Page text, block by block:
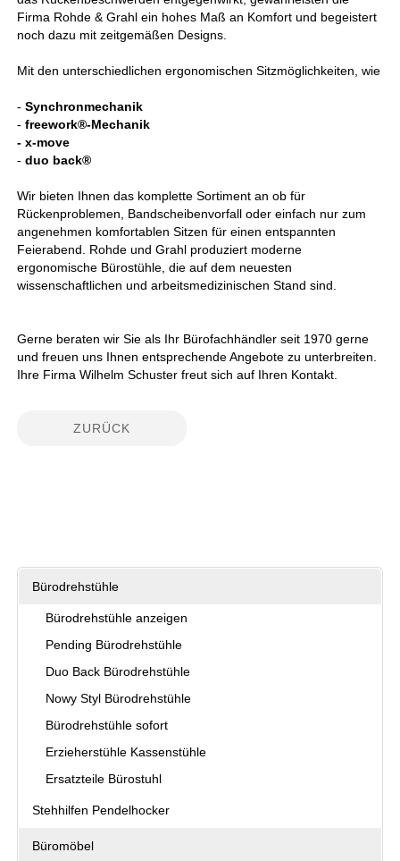
Firma Rohde & Grahl ein hohes Maß an Komfort und begeistert
noch dazu mit zeitgemäßen Designs.
Mit den unterschiedlichen ergonomischen Sitzmöglichkeiten, wie
-Synchronmechanik
-freework®-Mechanik
- x-move
-duo back®
Wir bieten Ihnen das komplette Sortiment an ob für
Rückenproblemen, Bandscheibenvorfall oder einfach nur zum
angenehmen komfortablen Sitzen für einen entspannten
Feierabend. Rohde und Grahl produziert moderne
ergonomische Bürostühle, die auf dem neuesten
wissenschaftlichen und arbeitsmedizinischen Stand sind.
Gerne beraten wir Sie als Ihr Bürofachhändler seit 1970 gerne
und freuen uns Ihnen entsprechende Angebote zu unterbreiten.
Ihre Firma Wilhelm Schuster freut sich auf Ihren Kontakt.
ZURÜCK
Bürodrehstühle
Bürodrehstühle anzeigen
Pending Bürodrehstühle
Duo Back Bürodrehstühle
Nowy Styl Bürodrehstühle
Bürodrehstühle sofort
Erzieherstühle Kassenstühle
Ersatzteile Bürostuhl
Stehhilfen Pendelhocker
Büromöbel